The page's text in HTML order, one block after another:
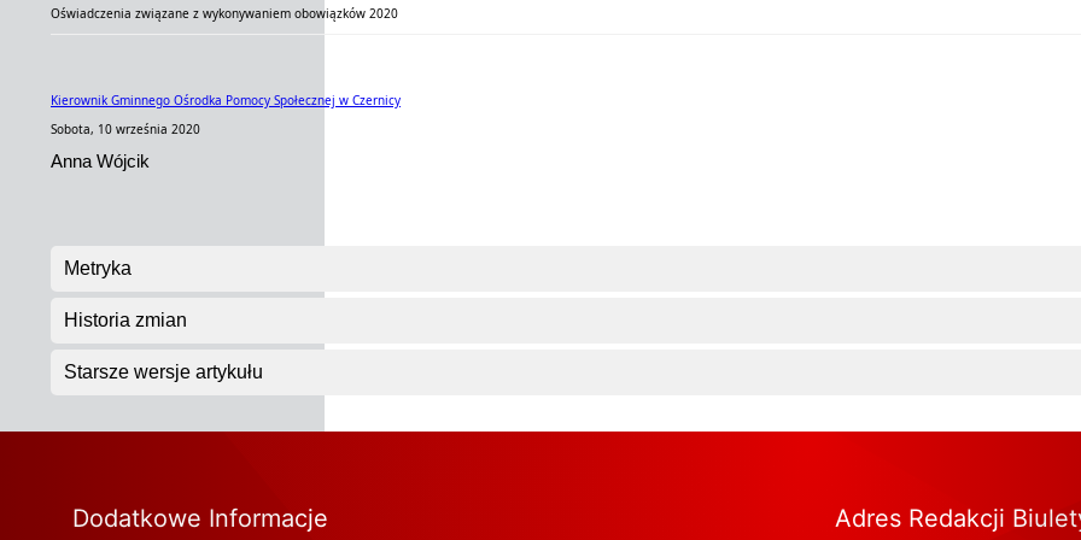
Oświadczenia związane z wykonywaniem obowiązków 2020
Kierownik Gminnego Ośrodka Pomocy Społecznej w Czernicy
Sobota, 10 września 2020
Anna Wójcik
Metryka
Historia zmian
Starsze wersje artykułu
Dodatkowe Informacje Adres Redakcji